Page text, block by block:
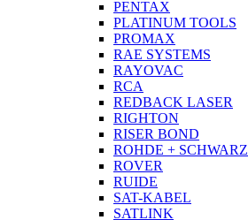
PENTAX
PLATINUM TOOLS
PROMAX
RAE SYSTEMS
RAYOVAC
RCA
REDBACK LASER
RIGHTON
RISER BOND
ROHDE + SCHWARZ
ROVER
RUIDE
SAT-KABEL
SATLINK